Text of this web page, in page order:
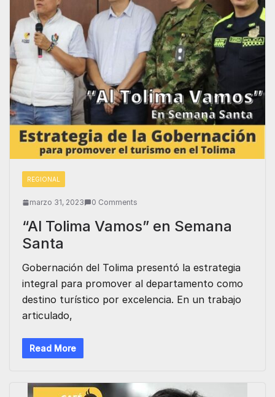
REGIONAL
marzo 31, 2023 0 Comments
“Al Tolima Vamos” en Semana
Santa
Gobernación del Tolima presentó la estrategia
integral para promover al departamento como
destino turístico por excelencia. En un trabajo
articulado,
Read More